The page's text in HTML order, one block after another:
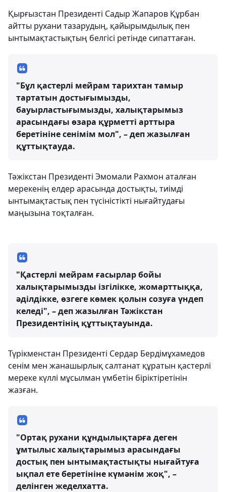
Қырғызстан Президенті Садыр Жапаров Құрбан
айтты рухани тазарудың, қайырымдылық пен
ынтымақтастықтың белгісі ретінде сипаттаған.
"Бұл қастерлі мейрам тарихтан тамыр
тартатын достығымызды,
бауырластығымызды, халықтарымыз
арасындағы өзара құрметті арттыра
беретініне сенімім мол", – деп жазылған
құттықтауда.
Тәжікстан Президенті Эмомали Рахмон аталған
мерекенің елдер арасында достықты, тиімді
ынтымақтастық пен түсіністікті нығайтудағы
маңызына тоқталған.
"Қастерлі мейрам ғасырлар бойы
халықтарымызды ізгілікке, жомарттыққа,
әділдікке, өзгеге көмек қолын созуға үндеп
келеді", – деп жазылған Тәжікстан
Президентінің құттықтауында.
Түрікменстан Президенті Сердар Бердімұхамедов
сенім мен жанашырлық салтанат құратын қастерлі
мереке күллі мұсылман үмбетін біріктіретінін
жазған.
"Ортақ рухани құндылықтарға деген
ұмтылыс халықтарымыз арасындағы
достық пен ынтымақтастықты нығайтуға
ықпал ете беретініне күмәнім жоқ", –
делінген жеделхатта.